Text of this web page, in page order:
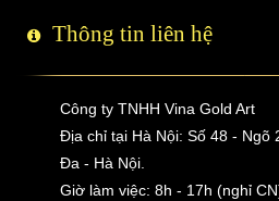
Thông tin liên hệ
Công ty TNHH Vina Gold Art
Địa chỉ tại Hà Nội: Số 48 - Ngõ
Đa - Hà Nội.
Giờ làm việc: 8h - 17h (nghỉ